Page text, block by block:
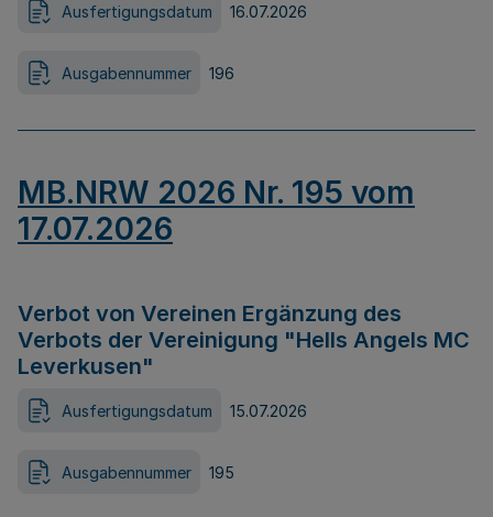
Ausfertigungsdatum 16.07.2026
Ausgabennummer 196
MB.NRW 2026 Nr. 195 vom
17.07.2026
Verbot von Vereinen Ergänzung des
Verbots der Vereinigung "Hells Angels MC
Leverkusen"
Ausfertigungsdatum 15.07.2026
Ausgabennummer 195